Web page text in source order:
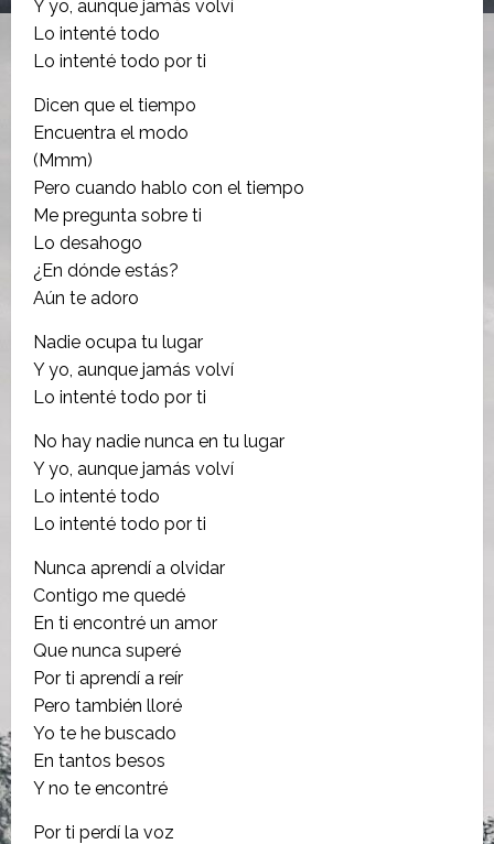
Y yo, aunque jamás volví
Lo intenté todo
Lo intenté todo por ti
Dicen que el tiempo
Encuentra el modo
(Mmm)
Pero cuando hablo con el tiempo
Me pregunta sobre ti
Lo desahogo
¿En dónde estás?
Aún te adoro
Nadie ocupa tu lugar
Y yo, aunque jamás volví
Lo intenté todo por ti
No hay nadie nunca en tu lugar
Y yo, aunque jamás volví
Lo intenté todo
Lo intenté todo por ti
Nunca aprendí a olvidar
Contigo me quedé
En ti encontré un amor
Que nunca superé
Por ti aprendí a reír
Pero también lloré
Yo te he buscado
En tantos besos
Y no te encontré
Por ti perdí la voz